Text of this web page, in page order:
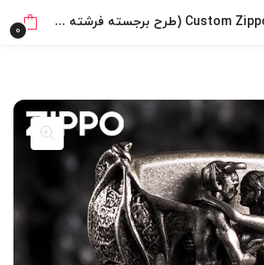
بدون ضامن، بدون سود فندک بنزینی Custom Zippo (طرح برجسته فرشته و شیطان) 0